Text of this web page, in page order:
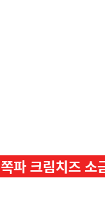
쪽파 크림치즈 소